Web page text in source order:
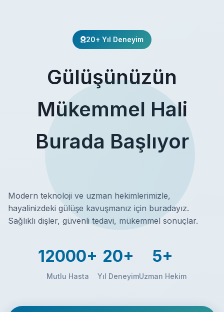
20+ Yıl Deneyim
Gülüşünüzün
Mükemmel Hali
Burada Başlıyor
Modern teknoloji ve uzman hekimlerimizle,
hayalinizdeki gülüşe kavuşmanız için buradayız.
Sağlıklı dişler, güvenli tedavi, mükemmel sonuçlar.
12000+
Mutlu Hasta
20+
Yıl Deneyim
5+
Uzman Hekim